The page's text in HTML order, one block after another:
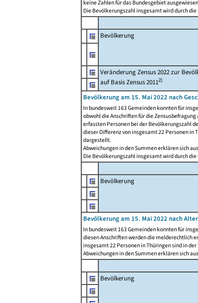
keine Zahlen für das Bundesgebiet
Die Bevölkerungszahl insgesamt wird durch
Bevölkerung
Veränderung Zensus 2022 zur
auf Basis Zensus 20112)
Bevölkerung am 15. Mai 2022 nach
In bundesweit 163 Gemeinden konnten für
obwohl die Anschriften für die
erfassten Personen bei der Bevölkerungszahl
dieser Differenz von insgesamt 22 Personen
dargestellt.
Abweichungen in den Summen erklären sich
Die Bevölkerungszahl insgesamt wird durch
Bevölkerung
Bevölkerung am 15. Mai 2022 nach
In bundesweit 163 Gemeinden konnten für
diesen Anschriften werden die melderechtlich
insgesamt 22 Personen in Thüringen sind in
Abweichungen in den Summen erklären sich
Bevölkerung